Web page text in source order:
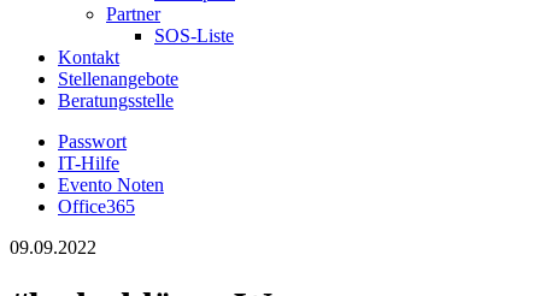
Partner
SOS-Liste
Kontakt
Stellenangebote
Beratungsstelle
Passwort
IT-Hilfe
Evento Noten
Office365
09.09.2022